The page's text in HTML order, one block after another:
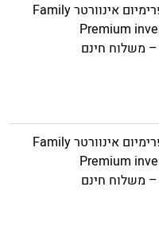
מזגן פמילי פרימיום אינוורטר Family
Premium
מזגן פמילי פרימיום אינוורטר Family
Premium